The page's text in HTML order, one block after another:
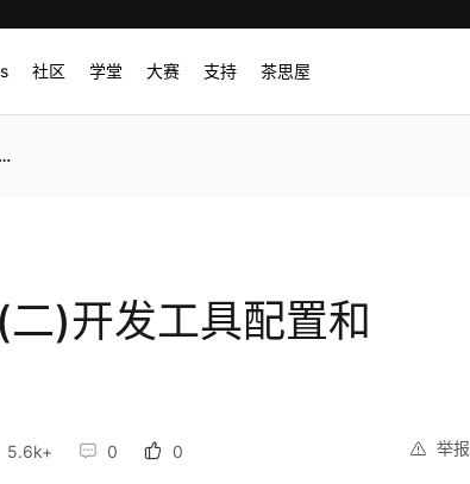
社区 学堂 大赛 支持 茶思屋
)开发工具配置和
举报
5.6k+ 0 0